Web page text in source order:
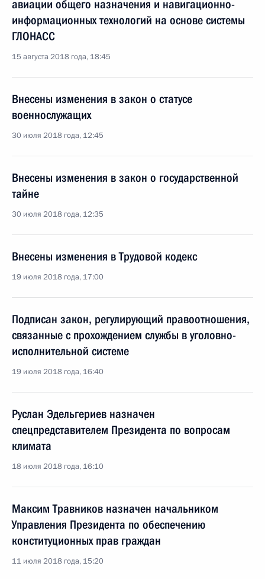
авиации общего назначения и навигационно-
информационных технологий на основе системы
ГЛОНАСС
15 августа 2018 года, 18:45
Внесены изменения в закон о статусе
военнослужащих
30 июля 2018 года, 12:45
Внесены изменения в закон о государственной
тайне
30 июля 2018 года, 12:35
Внесены изменения в Трудовой кодекс
19 июля 2018 года, 17:00
Подписан закон, регулирующий правоотношения,
связанные с прохождением службы в уголовно-
исполнительной системе
19 июля 2018 года, 16:40
Руслан Эдельгериев назначен
спецпредставителем Президента по вопросам
климата
18 июля 2018 года, 16:10
Максим Травников назначен начальником
Управления Президента по обеспечению
конституционных прав граждан
11 июля 2018 года, 15:20